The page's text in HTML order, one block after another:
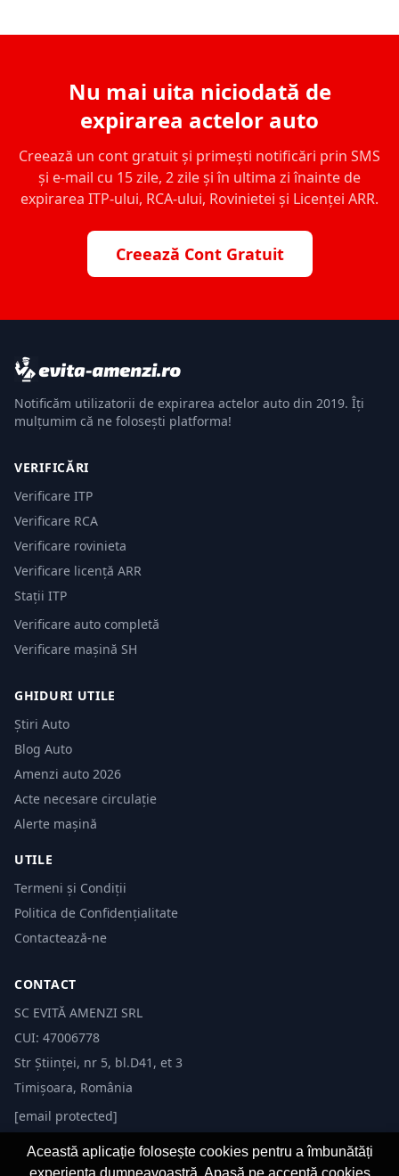
Nu mai uita niciodată de
expirarea actelor auto
Creează un cont gratuit și primești notificări prin SMS
și e-mail cu 15 zile, 2 zile și în ultima zi înainte de
expirarea ITP-ului, RCA-ului, Rovinietei și Licenței ARR.
Creează Cont Gratuit
Notificăm utilizatorii de expirarea actelor auto din 2019. Îți
mulțumim că ne folosești platforma!
VERIFICĂRI
Verificare ITP
Verificare RCA
Verificare rovinieta
Verificare licență ARR
Stații ITP
Verificare auto completă
Verificare mașină SH
GHIDURI UTILE
Știri Auto
Blog Auto
Amenzi auto 2026
Acte necesare circulație
Alerte mașină
UTILE
Termeni și Condiții
Politica de Confidențialitate
Contactează-ne
CONTACT
SC EVITĂ AMENZI SRL
CUI: 47006778
Str Științei, nr 5, bl.D41, et 3
Timișoara, România
[email protected]
Această aplicație folosește cookies pentru a îmbunătăți
experiența dumneavoastră. Apasă pe acceptă cookies